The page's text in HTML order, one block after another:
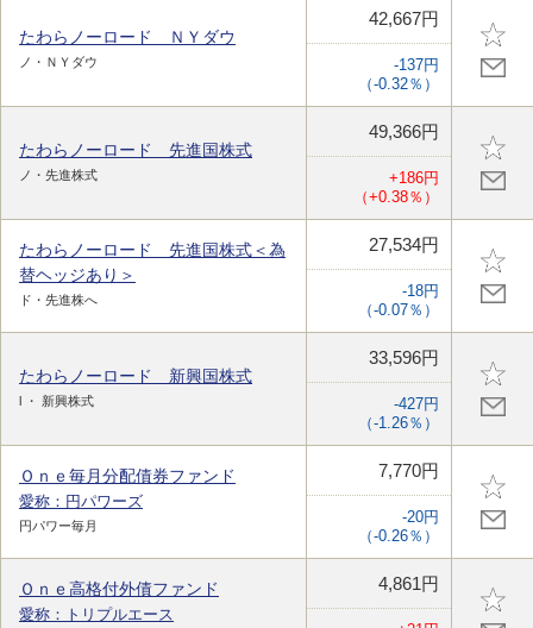
たわらノーロード ＮＹダウ
ノ・ＮＹダウ
42,667円
-137円
（-0.32％）
たわらノーロード 先進国株式
ノ・先進株式
49,366円
+186円
（+0.38％）
たわらノーロード 先進国株式＜為
替ヘッジあり＞
ド・先進株へ
27,534円
-18円
（-0.07％）
たわらノーロード 新興国株式
l ・ 新興株式
33,596円
-427円
（-1.26％）
Ｏｎｅ毎月分配債券ファンド
愛称：円パワーズ
円パワー毎月
7,770円
-20円
（-0.26％）
Ｏｎｅ高格付外債ファンド
愛称：トリプルエース
4,861円